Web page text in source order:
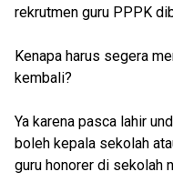
rekrutmen guru PPPK
Kenapa harus segera
kembali?
Ya karena pasca lahir
boleh kepala sekolah
guru honorer di sekolah